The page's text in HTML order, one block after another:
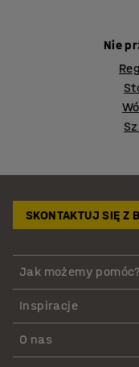
Nie
SKONTAKTUJ SIĘ Z
Jak możemy pomóc?
Inspiracje
O nas